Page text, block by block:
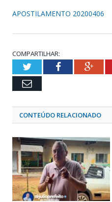
APOSTILAMENTO 20200406
COMPARTILHAR:
TwitterFacebook
Email
CONTEÚDO RELACIONADO